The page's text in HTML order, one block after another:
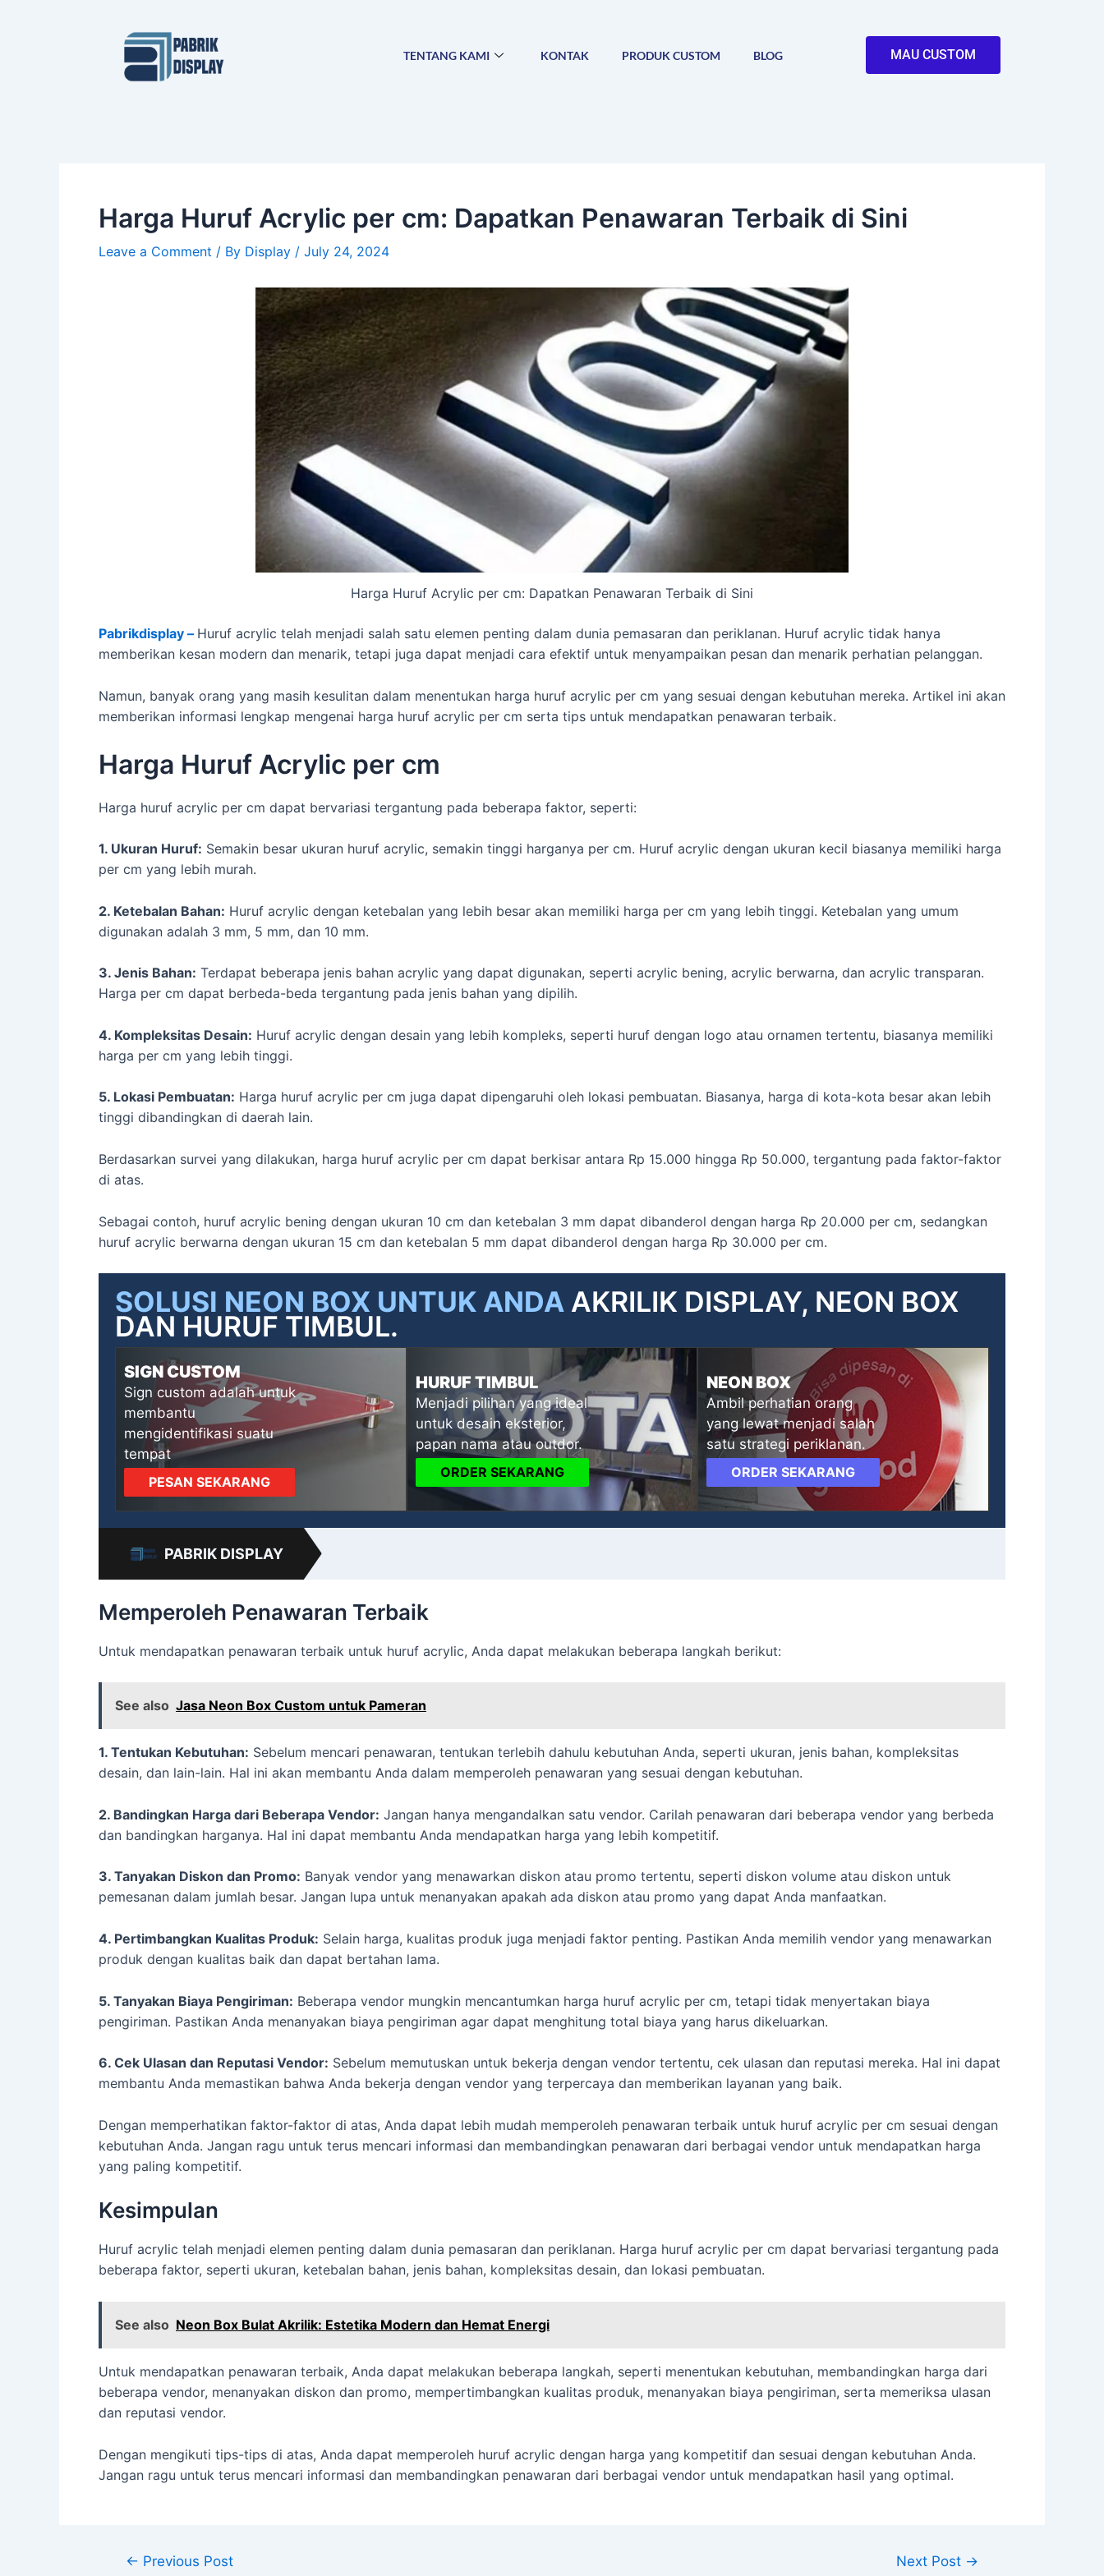
TENTANG KAMI KONTAK PRODUK CUSTOM BLOG MAU CUSTOM
Harga Huruf Acrylic per cm: Dapatkan Penawaran Terbaik di Sini
Leave a Comment / By Display / July 24, 2024
Harga Huruf Acrylic per cm: Dapatkan Penawaran Terbaik di Sini
Pabrikdisplay – Huruf acrylic telah menjadi salah satu elemen penting dalam dunia pemasaran dan periklanan. Huruf acrylic tidak hanya
memberikan kesan modern dan menarik, tetapi juga dapat menjadi cara efektif untuk menyampaikan pesan dan menarik perhatian pelanggan.
Namun, banyak orang yang masih kesulitan dalam menentukan harga huruf acrylic per cm yang sesuai dengan kebutuhan mereka. Artikel ini akan
memberikan informasi lengkap mengenai harga huruf acrylic per cm serta tips untuk mendapatkan penawaran terbaik.
Harga Huruf Acrylic per cm
Harga huruf acrylic per cm dapat bervariasi tergantung pada beberapa faktor, seperti:
1. Ukuran Huruf: Semakin besar ukuran huruf acrylic, semakin tinggi harganya per cm. Huruf acrylic dengan ukuran kecil biasanya memiliki harga
per cm yang lebih murah.
2. Ketebalan Bahan: Huruf acrylic dengan ketebalan yang lebih besar akan memiliki harga per cm yang lebih tinggi. Ketebalan yang umum
digunakan adalah 3 mm, 5 mm, dan 10 mm.
3. Jenis Bahan: Terdapat beberapa jenis bahan acrylic yang dapat digunakan, seperti acrylic bening, acrylic berwarna, dan acrylic transparan.
Harga per cm dapat berbeda-beda tergantung pada jenis bahan yang dipilih.
4. Kompleksitas Desain: Huruf acrylic dengan desain yang lebih kompleks, seperti huruf dengan logo atau ornamen tertentu, biasanya memiliki
harga per cm yang lebih tinggi.
5. Lokasi Pembuatan: Harga huruf acrylic per cm juga dapat dipengaruhi oleh lokasi pembuatan. Biasanya, harga di kota-kota besar akan lebih
tinggi dibandingkan di daerah lain.
Berdasarkan survei yang dilakukan, harga huruf acrylic per cm dapat berkisar antara Rp 15.000 hingga Rp 50.000, tergantung pada faktor-faktor
di atas.
Sebagai contoh, huruf acrylic bening dengan ukuran 10 cm dan ketebalan 3 mm dapat dibanderol dengan harga Rp 20.000 per cm, sedangkan
huruf acrylic berwarna dengan ukuran 15 cm dan ketebalan 5 mm dapat dibanderol dengan harga Rp 30.000 per cm.
SOLUSI NEON BOX UNTUK ANDA AKRILIK DISPLAY, NEON BOX
DAN HURUF TIMBUL.
SIGN CUSTOM
Sign custom adalah untuk
membantu
mengidentifikasi suatu
tempat
PESAN SEKARANG
HURUF TIMBUL
Menjadi pilihan yang ideal
untuk desain eksterior,
papan nama atau outdor.
ORDER SEKARANG
NEON BOX
Ambil perhatian orang
yang lewat menjadi salah
satu strategi periklanan.
ORDER SEKARANG
PABRIK DISPLAY
Memperoleh Penawaran Terbaik
Untuk mendapatkan penawaran terbaik untuk huruf acrylic, Anda dapat melakukan beberapa langkah berikut:
See also Jasa Neon Box Custom untuk Pameran
1. Tentukan Kebutuhan: Sebelum mencari penawaran, tentukan terlebih dahulu kebutuhan Anda, seperti ukuran, jenis bahan, kompleksitas
desain, dan lain-lain. Hal ini akan membantu Anda dalam memperoleh penawaran yang sesuai dengan kebutuhan.
2. Bandingkan Harga dari Beberapa Vendor: Jangan hanya mengandalkan satu vendor. Carilah penawaran dari beberapa vendor yang berbeda
dan bandingkan harganya. Hal ini dapat membantu Anda mendapatkan harga yang lebih kompetitif.
3. Tanyakan Diskon dan Promo: Banyak vendor yang menawarkan diskon atau promo tertentu, seperti diskon volume atau diskon untuk
pemesanan dalam jumlah besar. Jangan lupa untuk menanyakan apakah ada diskon atau promo yang dapat Anda manfaatkan.
4. Pertimbangkan Kualitas Produk: Selain harga, kualitas produk juga menjadi faktor penting. Pastikan Anda memilih vendor yang menawarkan
produk dengan kualitas baik dan dapat bertahan lama.
5. Tanyakan Biaya Pengiriman: Beberapa vendor mungkin mencantumkan harga huruf acrylic per cm, tetapi tidak menyertakan biaya
pengiriman. Pastikan Anda menanyakan biaya pengiriman agar dapat menghitung total biaya yang harus dikeluarkan.
6. Cek Ulasan dan Reputasi Vendor: Sebelum memutuskan untuk bekerja dengan vendor tertentu, cek ulasan dan reputasi mereka. Hal ini dapat
membantu Anda memastikan bahwa Anda bekerja dengan vendor yang terpercaya dan memberikan layanan yang baik.
Dengan memperhatikan faktor-faktor di atas, Anda dapat lebih mudah memperoleh penawaran terbaik untuk huruf acrylic per cm sesuai dengan
kebutuhan Anda. Jangan ragu untuk terus mencari informasi dan membandingkan penawaran dari berbagai vendor untuk mendapatkan harga
yang paling kompetitif.
Kesimpulan
Huruf acrylic telah menjadi elemen penting dalam dunia pemasaran dan periklanan. Harga huruf acrylic per cm dapat bervariasi tergantung pada
beberapa faktor, seperti ukuran, ketebalan bahan, jenis bahan, kompleksitas desain, dan lokasi pembuatan.
See also Neon Box Bulat Akrilik: Estetika Modern dan Hemat Energi
Untuk mendapatkan penawaran terbaik, Anda dapat melakukan beberapa langkah, seperti menentukan kebutuhan, membandingkan harga dari
beberapa vendor, menanyakan diskon dan promo, mempertimbangkan kualitas produk, menanyakan biaya pengiriman, serta memeriksa ulasan
dan reputasi vendor.
Dengan mengikuti tips-tips di atas, Anda dapat memperoleh huruf acrylic dengan harga yang kompetitif dan sesuai dengan kebutuhan Anda.
Jangan ragu untuk terus mencari informasi dan membandingkan penawaran dari berbagai vendor untuk mendapatkan hasil yang optimal.
navigation
← Previous Post Next Post →